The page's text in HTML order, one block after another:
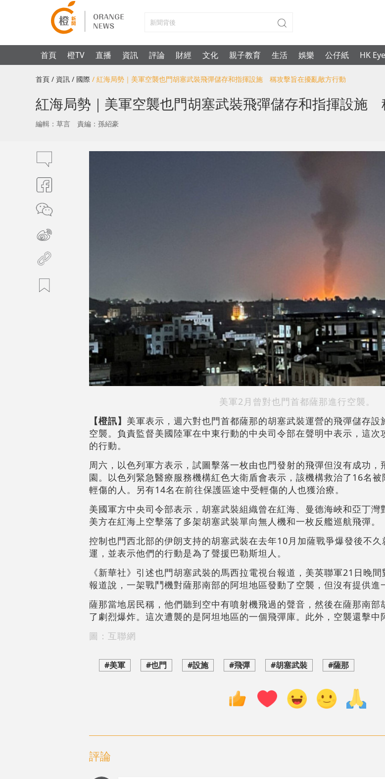
首頁 橙TV 直播 資訊 評論 財經 文化 親子教育 生活 娛樂 公仔紙 HK Eye
首頁 / 資訊 / 國際 / 紅海局勢｜美軍空襲也門胡塞武裝飛彈儲存和指揮設施 稱攻擊旨在擾亂敵方行動
紅海局勢｜美軍空襲也門胡塞武裝飛彈儲存和指揮設施
編輯：草言 責編：孫紹豪
美軍2月曾對也門首都薩那進行空襲。
【橙訊】 美軍表示，週六對也門首都薩那的胡塞武裝運營的飛彈儲存設
空襲。負責監督美國陸軍在中東行動的中央司令部在聲明中表示，這次
的行動。
周六，以色列軍方表示，試圖擊落一枚由也門發射的飛彈但沒有成功
園。以色列緊急醫療服務機構紅色大衛盾會表示，該機構救治了16名
輕傷的人。另有14名在前往保護區途中受輕傷的人也獲治療。
美國軍方中央司令部表示，胡塞武裝組織曾在紅海、曼德海峽和亞丁灣
美方在紅海上空擊落了多架胡塞武裝單向無人機和一枚反艦巡航飛彈。
控制也門西北部的伊朗支持的胡塞武裝在去年10月加薩戰爭爆發後不
運，並表示他們的行動是為了聲援巴勒斯坦人。
《新華社》引述也門胡塞武裝的馬西拉電視台報道，美英聯軍21日晚間
報道說，一架戰鬥機對薩那南部的阿坦地區發動了空襲，但沒有提供進
薩那當地居民稱，他們聽到空中有噴射機飛過的聲音，然後在薩那南部
了劇烈爆炸。這次遭襲的是阿坦地區的一個飛彈庫。此外，空襲還擊中
圖：互聯網
#美軍 #也門 #設施 #飛彈 #胡塞武裝 #薩那
評論